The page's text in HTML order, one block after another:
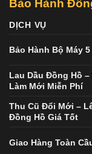
Bảo Hành
DỊCH VỤ
Bảo Hành Bộ Máy 5
Lau Dầu Đồng Hồ –
Làm Mới Miễn Phí
Thu Cũ Đổi Mới –
Đồng Hồ Giá Tốt
Giao Hàng Toàn